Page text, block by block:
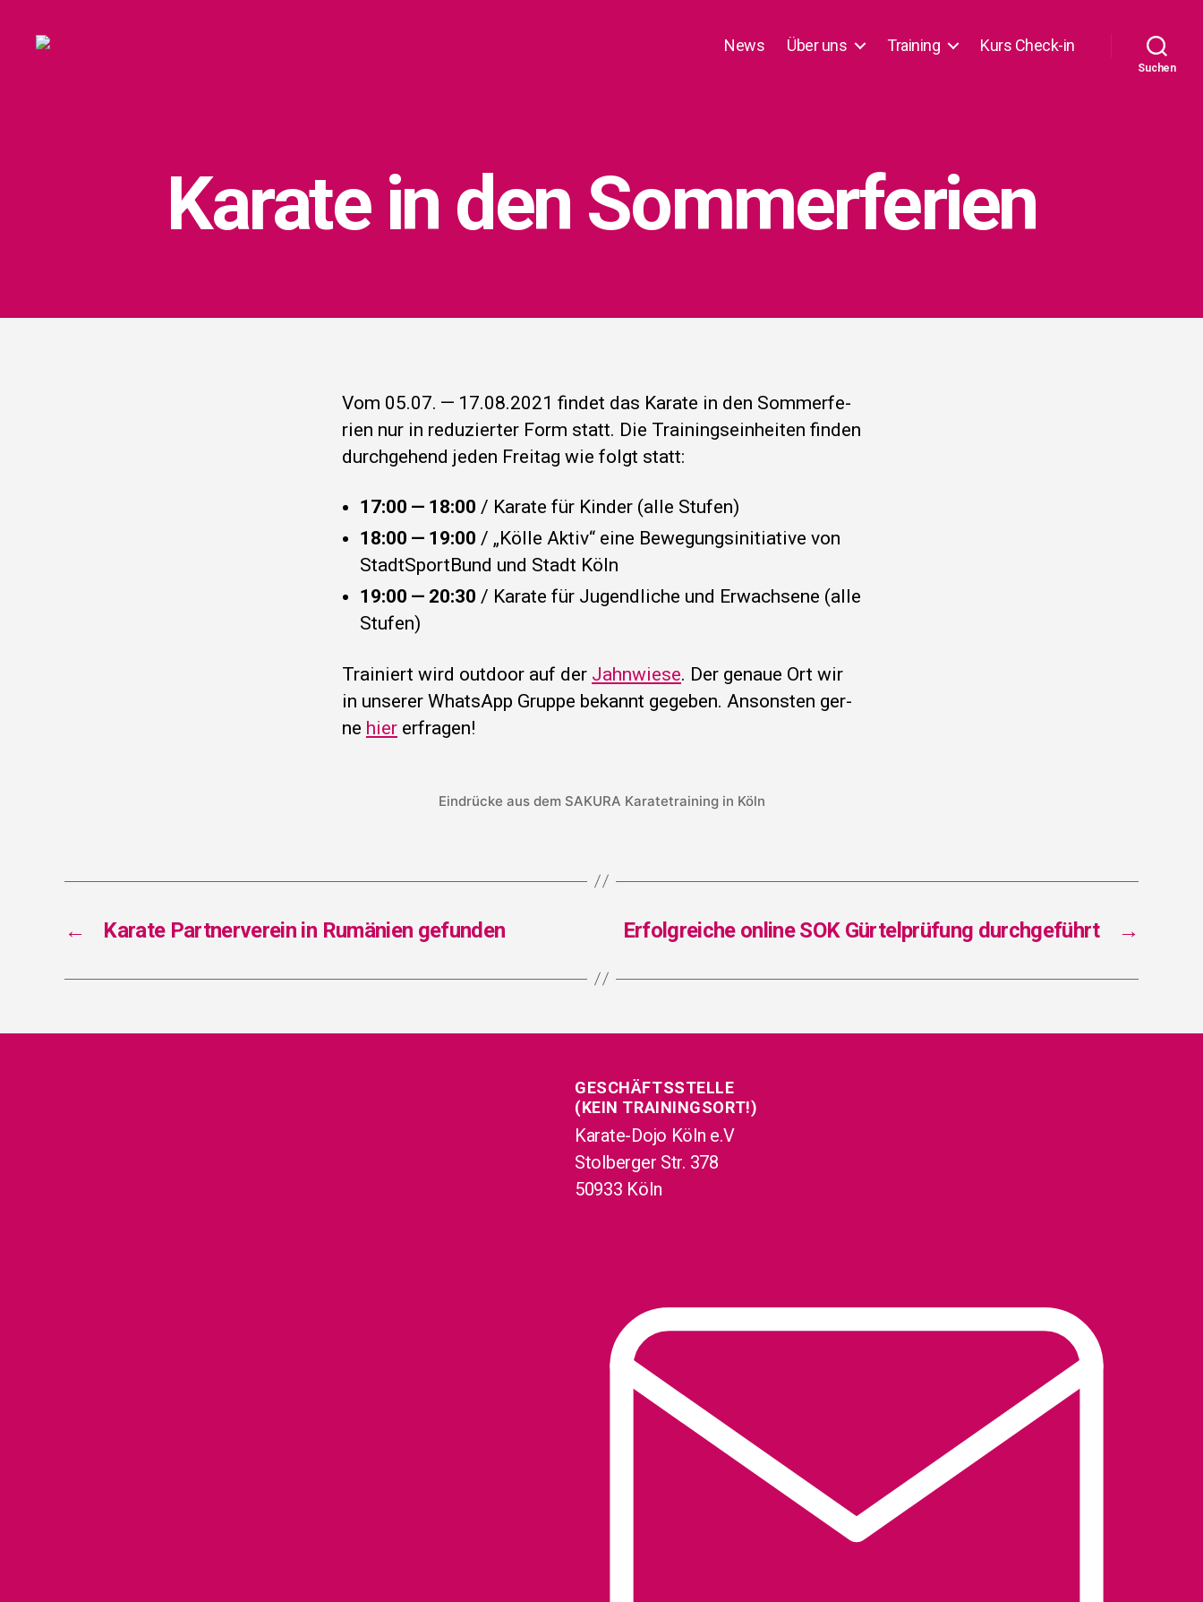
News Über uns Trai­ning Kurs Check-in
Suchen
Kara­te in den Som­mer­fe­ri­en
Vom 05.07. — 17.08.2021 fin­det das Kara­te in den Som­mer­fe­
ri­en nur in redu­zier­ter Form statt. Die Trai­nings­ein­hei­ten fin­den
durch­ge­hend jeden Frei­tag wie folgt statt:
17:00 — 18:00 / Kara­te für Kin­der (alle Stu­fen)
18:00 — 19:00 / „Köl­le Aktiv“ eine Bewe­gungs­in­itia­ti­ve von
Stadt­Sport­Bund und Stadt Köln
19:00 — 20:30 / Kara­te für Jugend­li­che und Erwach­se­ne (alle
Stu­fen)
Trai­niert wird out­door auf der Jahn­wie­se. Der genaue Ort wir
in unse­rer Whats­App Grup­pe bekannt gege­ben. Ansons­ten ger­
ne hier erfra­gen!
Ein­drü­cke aus dem SAKURA Kara­te­trai­ning in Köln
← Kara­te Part­ner­ver­ein in Rumä­ni­en gefun­den →
Erfolg­rei­che online SOK Gür­tel­prü­fung durch­ge­führt
GESCHÄFTSSTELLE
(KEIN TRAININGSORT!)
Karate-Dojo Köln e.V
Stolberger Str. 378
50933 Köln